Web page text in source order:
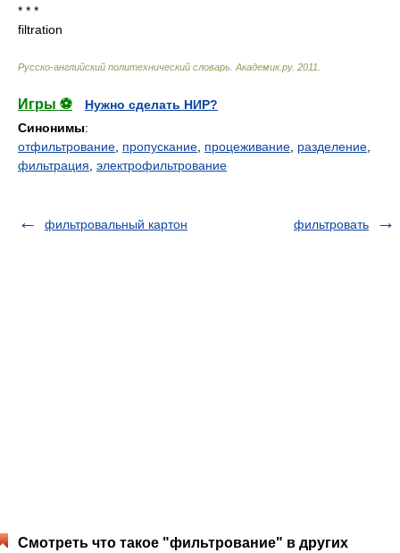
* * *
filtration
Русско-английский политехнический словарь Академик.ру. 2011
Игры ⚽
Нужно сделать НИР?
Синонимы:
отфильтрование пропускание процеживание разделение
фильтрация электрофильтрование
фильтровальный картон фильтровать
Смотреть что такое "фильтрование" в других